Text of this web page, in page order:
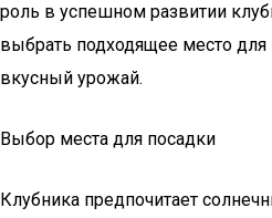
роль в успешном развитии
выбрать подходящее место для
вкусный урожай.
Выбор места для посадки
Клубника предпочитает